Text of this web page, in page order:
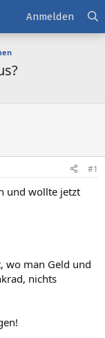
Anmelden
#1
und wollte jetzt
wo man Geld und
nichts